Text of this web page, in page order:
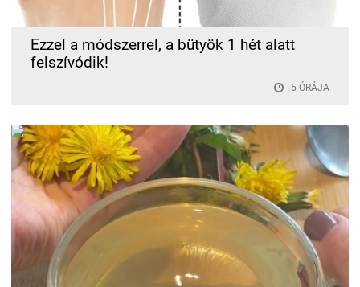
Ezzel a módszerrel, a bütyök 1 hét alatt
felszívódik!
5 ÓRÁJA